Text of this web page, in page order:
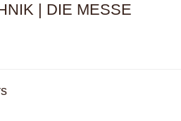
| DIE MESSE